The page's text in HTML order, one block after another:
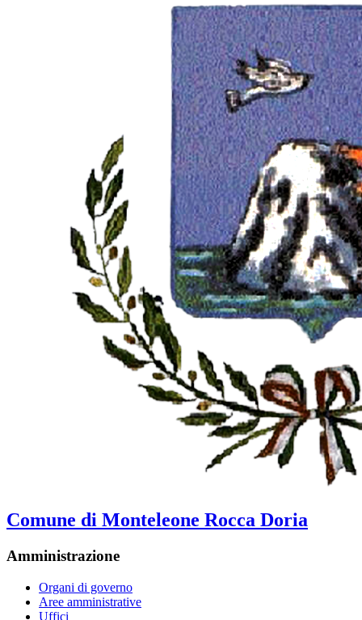
Comune di Monteleone Rocca Doria
Amministrazione
Organi di governo
Aree amministrative
Uffici